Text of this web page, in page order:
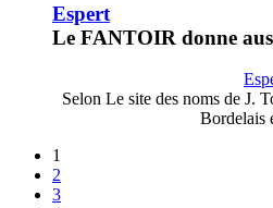
Espert
Le FANTOIR donne
Selon Le site des noms de J.
1
2
3